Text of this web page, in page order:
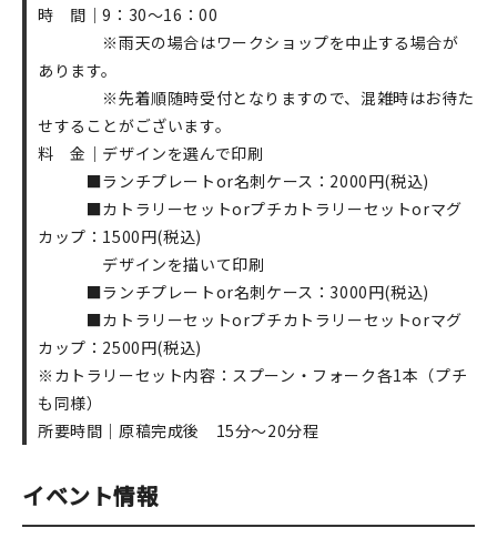
時 間｜9：30～16：00
※雨天の場合はワークショップを中止する場合が
あります。
※先着順随時受付となりますので、混雑時はお待た
せすることがございます。
料 金｜デザインを選んで印刷
■ランチプレートor名刺ケース：2000円(税込)
■カトラリーセットorプチカトラリーセットorマグ
カップ：1500円(税込)
デザインを描いて印刷
■ランチプレートor名刺ケース：3000円(税込)
■カトラリーセットorプチカトラリーセットorマグ
カップ：2500円(税込)
※カトラリーセット内容：スプーン・フォーク各1本（プチ
も同様）
所要時間｜原稿完成後 15分～20分程
イベント情報